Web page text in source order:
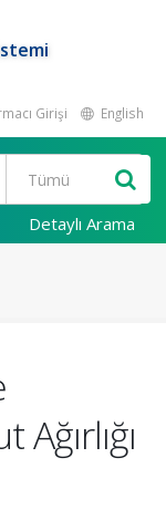
Girişi English
Detaylı Arama
Ağırlığı